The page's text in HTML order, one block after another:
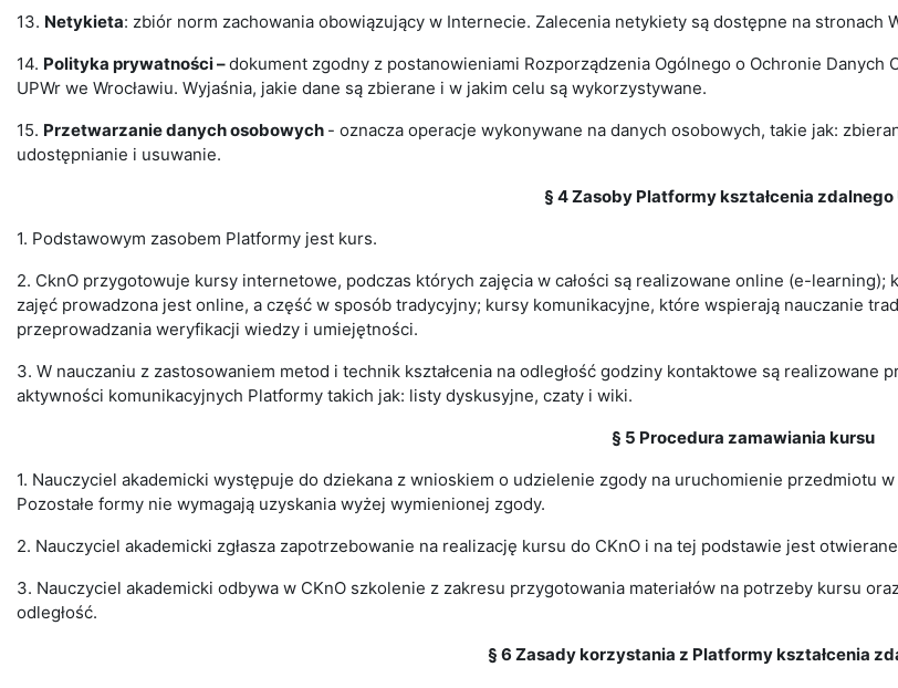
13. Netykieta: zbiór norm zachowania obowiązujący w Internecie. Zalecenia netykiety są dostępne na stronach
14. Polityka prywatności –dokument zgodny z postanowieniami Rozporządzenia Ogólnego o Ochronie Danych
UPWr we Wrocławiu. Wyjaśnia, jakie dane są zbierane i w jakim celu są wykorzystywane.
15. Przetwarzanie danych osobowych - oznacza operacje wykonywane na danych osobowych, takie jak:
udostępnianie i usuwanie.
§ 4 Zasoby Platformy kształcenia zdalnego
1. Podstawowym zasobem Platformy jest kurs.
2. CknO przygotowuje kursy internetowe, podczas których zajęcia w całości są realizowane online (e-
zajęć prowadzona jest online, a część w sposób tradycyjny; kursy komunikacyjne, które wspierają nauczanie
przeprowadzania weryfikacji wiedzy i umiejętności.
3. W nauczaniu z zastosowaniem metod i technik kształcenia na odległość godziny kontaktowe są
aktywności komunikacyjnych Platformy takich jak: listy dyskusyjne, czaty i wiki.
§ 5 Procedura zamawiania kursu
1. Nauczyciel akademicki występuje do dziekana z wnioskiem o udzielenie zgody na uruchomienie przedmiotu
Pozostałe formy nie wymagają uzyskania wyżej wymienionej zgody.
2. Nauczyciel akademicki zgłasza zapotrzebowanie na realizację kursu do CKnO i na tej podstawie jest
3. Nauczyciel akademicki odbywa w CKnO szkolenie z zakresu przygotowania materiałów na potrzeby kursu
odległość.
§ 6 Zasady korzystania z Platformy kształcenia